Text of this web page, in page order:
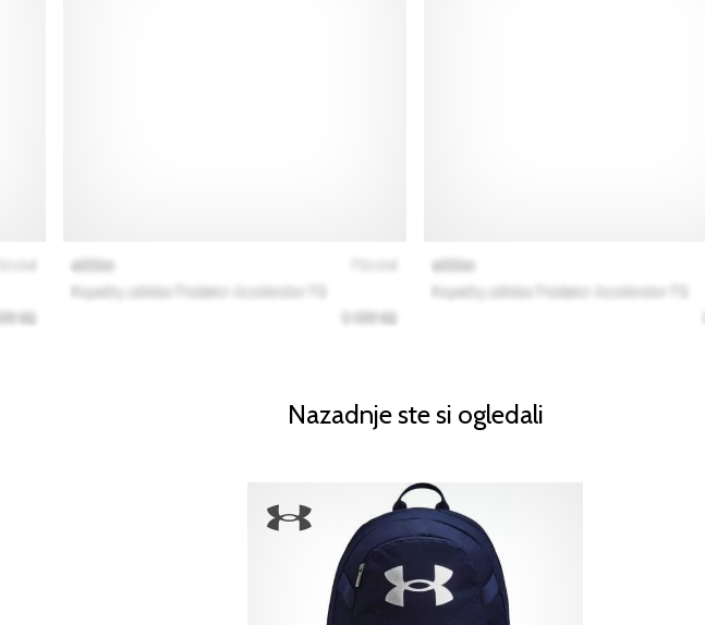
Nazadnje ste si ogledali